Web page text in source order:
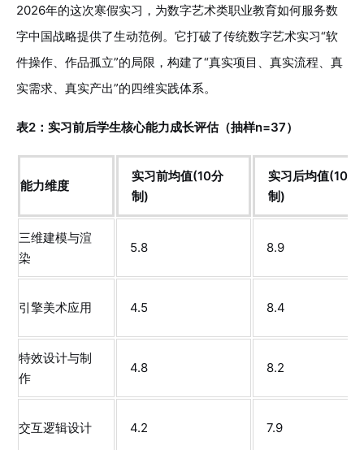
2026年的这次寒假实习，为数字艺术类职业教育如何服务数
字中国战略提供了生动范例。它打破了传统数字艺术实习“软
件操作、作品孤立”的局限，构建了“真实项目、真实流程、真
实需求、真实产出”的四维实践体系。
表2：实习前后学生核心能力成长评估（抽样n=37）
能力维度
实习前均值(10分
制)
实习后均值(10分
制)
三维建模与渲
染
5.8 8.9
引擎美术应用 4.5 8.4
特效设计与制
作
4.8 8.2
交互逻辑设计 4.2 7.9